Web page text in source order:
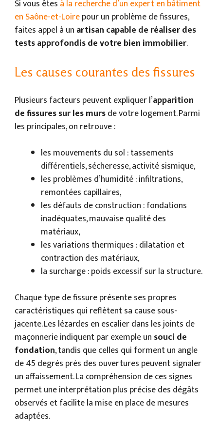
Si vous êtes à la recherche d’un expert en bâtiment
en Saône-et-Loirepour un problème de fissures,
faites appel à un artisan capable de réaliser des
tests approfondis de votre bien immobilier.
Les causes courantes des fissures
Plusieurs facteurs peuvent expliquer l’apparition
de fissures sur les mursde votre logement. Parmi
les principales, on retrouve :
les mouvements du sol : tassements
différentiels, sécheresse, activité sismique,
les problèmes d’humidité : infiltrations,
remontées capillaires,
les défauts de construction : fondations
inadéquates, mauvaise qualité des
matériaux,
les variations thermiques : dilatation et
contraction des matériaux,
la surcharge : poids excessif sur la structure.
Chaque type de fissure présente ses propres
caractéristiques qui reflètent sa cause sous-
jacente. Les lézardes en escalier dans les joints de
maçonnerie indiquent par exemple un souci de
fondation, tandis que celles qui forment un angle
de 45 degrés près des ouvertures peuvent signaler
un affaissement. La compréhension de ces signes
permet une interprétation plus précise des dégâts
observés et facilite la mise en place de mesures
adaptées.